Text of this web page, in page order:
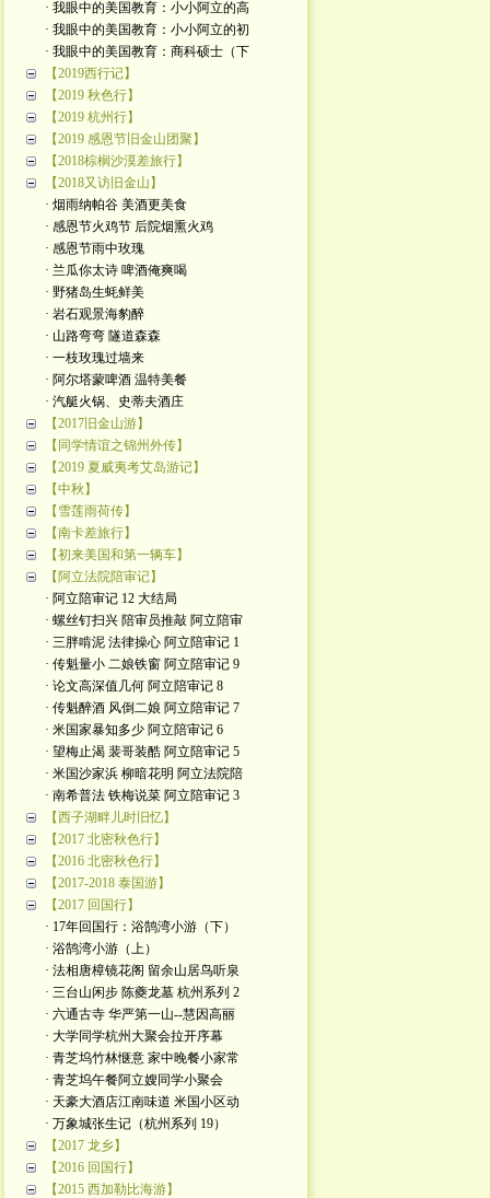
· 我眼中的美国教育：小小阿立的高
· 我眼中的美国教育：小小阿立的初
· 我眼中的美国教育：商科硕士（下
【2019西行记】
【2019 秋色行】
【2019 杭州行】
【2019 感恩节旧金山团聚】
【2018棕榈沙漠差旅行】
【2018又访旧金山】
· 烟雨纳帕谷 美酒更美食
· 感恩节火鸡节 后院烟熏火鸡
· 感恩节雨中玫瑰
· 兰瓜你太诗 啤酒俺爽喝
· 野猪岛生蚝鲜美
· 岩石观景海豹醉
· 山路弯弯 隧道森森
· 一枝玫瑰过墙来
· 阿尔塔蒙啤酒 温特美餐
· 汽艇火锅、史蒂夫酒庄
【2017旧金山游】
【同学情谊之锦州外传】
【2019 夏威夷考艾岛游记】
【中秋】
【雪莲雨荷传】
【南卡差旅行】
【初来美国和第一辆车】
【阿立法院陪审记】
· 阿立陪审记 12 大结局
· 螺丝钉扫兴 陪审员推敲 阿立陪审
· 三胖啃泥 法律操心 阿立陪审记 1
· 传魁量小 二娘铁窗 阿立陪审记 9
· 论文高深值几何 阿立陪审记 8
· 传魁醉酒 风倒二娘 阿立陪审记 7
· 米国家暴知多少 阿立陪审记 6
· 望梅止渴 裴哥装酷 阿立陪审记 5
· 米国沙家浜 柳暗花明 阿立法院陪
· 南希普法 铁梅说菜 阿立陪审记 3
【西子湖畔儿时旧忆】
【2017 北密秋色行】
【2016 北密秋色行】
【2017-2018 泰国游】
【2017 回国行】
· 17年回国行：浴鹄湾小游（下）
· 浴鹄湾小游（上）
· 法相唐樟镜花阁 留余山居鸟听泉
· 三台山闲步 陈夔龙墓 杭州系列 2
· 六通古寺 华严第一山--慧因高丽
· 大学同学杭州大聚会拉开序幕
· 青芝坞竹林惬意 家中晚餐小家常
· 青芝坞午餐阿立嫂同学小聚会
· 天豪大酒店江南味道 米国小区动
· 万象城张生记（杭州系列 19）
【2017 龙乡】
【2016 回国行】
【2015 西加勒比海游】